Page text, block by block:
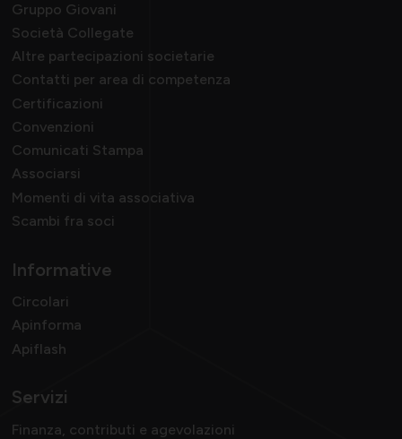
Gruppo Giovani
Società Collegate
Altre partecipazioni societarie
Contatti per area di competenza
Certificazioni
Convenzioni
Comunicati Stampa
Associarsi
Momenti di vita associativa
Scambi fra soci
Informative
Circolari
Apinforma
Apiflash
Servizi
Finanza, contributi e agevolazioni